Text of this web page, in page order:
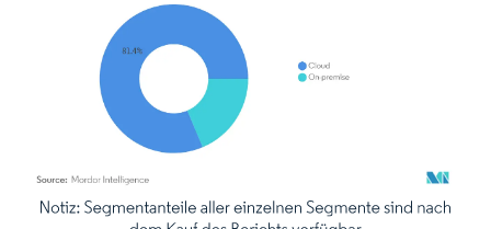
Bild © Mordor Intelligence. Wiederverwendung erfordert Namensnennung